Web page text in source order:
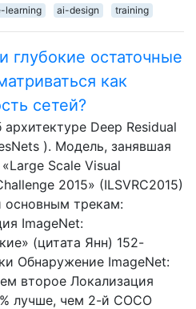
learning ai-design training
остаточные
как
сетей?
Deep Residual
). Модель, занявшая
Scale Visual
2015» (ILSVRC2015)
основным трекам:
ImageNet:
(цитата Янн) 152-
Обнаружение ImageNet:
второе Локализация
лучше, чем 2-й COCO